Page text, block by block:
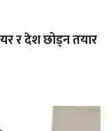
र देश छोड्न तयार